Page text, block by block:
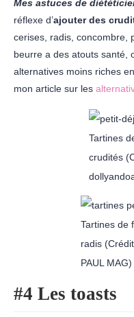
Mes astuces de
réflexe d’ajouter des
cerises, radis,
beurre a des atouts santé,
alternatives moins riches
mon article sur les
Tartines
crudités
Tartines de
radis
PAUL MAG)
#4 Les toasts